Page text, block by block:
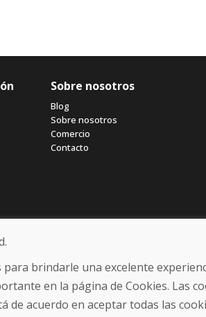
Sobre nosotros
Blog
Sobre nosotros
Comercio
Contacto
brindarle una excelente
en la página de Cookies. Las
de acuerdo en aceptar todas las